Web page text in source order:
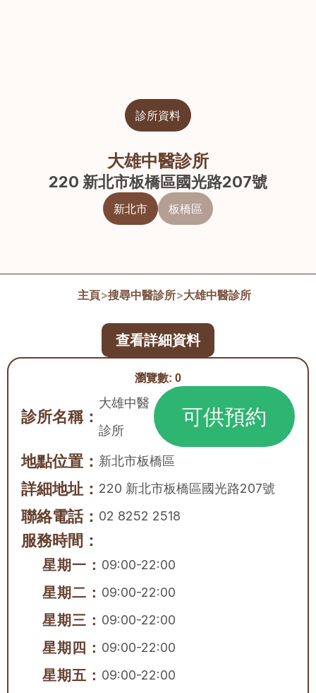
診所資料
大雄中醫診所
220 新北市板橋區國光路207號
新北市 板橋區
主頁>搜尋中醫診所>大雄中醫診所
瀏覽數: 0
診所名稱：
大雄中醫
診所
可供預約
地點位置： 新北市板橋區
詳細地址： 220 新北市板橋區國光路207號
聯絡電話： 02 8252 2518
服務時間：
星期一： 09:00-22:00
星期二： 09:00-22:00
星期三： 09:00-22:00
星期四： 09:00-22:00
星期五： 09:00-22:00
查看詳細資料